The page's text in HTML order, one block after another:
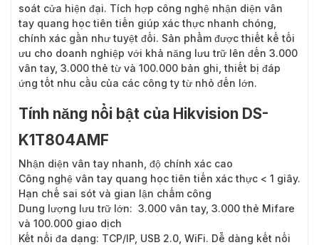
soát cửa hiện đại. Tích hợp công nghệ nhận diện vân
tay quang học tiên tiến giúp xác thực nhanh chóng,
chính xác gần như tuyệt đối. Sản phẩm được thiết kế tối
ưu cho doanh nghiệp với khả năng lưu trữ lên đến 3.000
vân tay, 3.000 thẻ từ và 100.000 bản ghi, thiết bị đáp
ứng tốt nhu cầu của các công ty từ nhỏ đến lớn.
Tính năng nổi bật của Hikvision DS-
K1T804AMF
Nhận diện vân tay nhanh, độ chính xác cao
Công nghệ vân tay quang học tiên tiến xác thực < 1 giây.
Hạn chế sai sót và gian lận chấm công
Dung lượng lưu trữ lớn: 3.000 vân tay, 3.000 thẻ Mifare
và 100.000 giao dịch
Kết nối đa dạng: TCP/IP, USB 2.0, WiFi. Dễ dàng kết nối